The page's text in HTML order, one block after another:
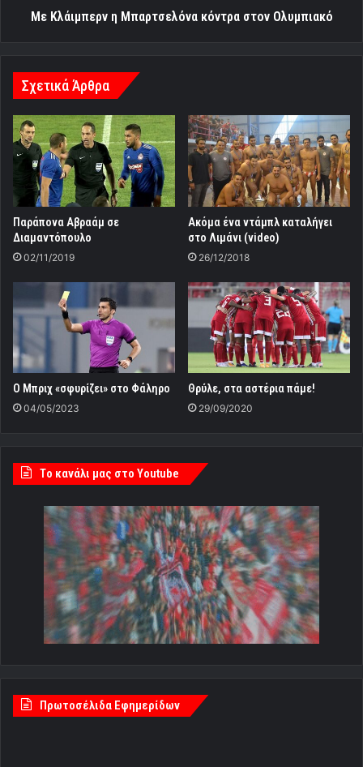
Με Κλάιμπερν η Μπαρτσελόνα κόντρα στον Ολυμπιακό
Σχετικά Άρθρα
Παράπονα Αβραάμ σε
Διαμαντόπουλο
02/11/2019
Ακόμα ένα ντάμπλ καταλήγει
στο Λιμάνι (video)
26/12/2018
Ο Μπριχ «σφυρίζει» στο Φάληρο
04/05/2023
Θρύλε, στα αστέρια πάμε!
29/09/2020
Tο κανάλι μας στο Youtube
Πρωτοσέλιδα Εφημερίδων